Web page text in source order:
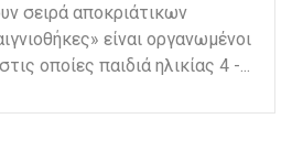
σειρά αποκριάτικων
είναι οργανωμένοι
οποίες παιδιά ηλικίας 4 -...